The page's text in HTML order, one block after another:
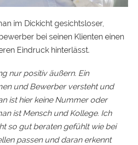
im Dickicht gesichtsloser,
bei seinen Klienten einen
Eindruck hinterlässt.
nur positiv äußern. Ein
und Bewerber versteht und
ist hier keine Nummer oder
ist Mensch und Kollege. Ich
so gut beraten gefühlt wie bei
passen und daran erkennt